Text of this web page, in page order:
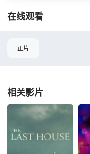
在线观看
正片
相关影片